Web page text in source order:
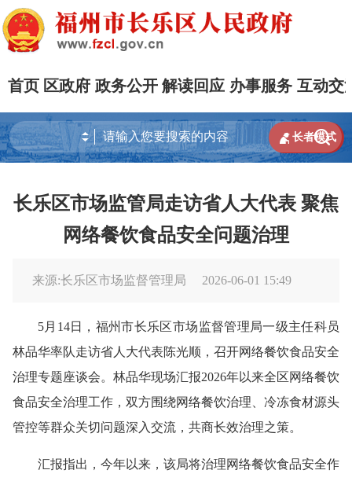
首页 区政府 政务公开 解读回应 办事服务 互动交

 长者模式
长乐区市场监管局走访省人大代表 聚焦
网络餐饮食品安全问题治理
来源:长乐区市场监督管理局 2026-06-01 15:49
5月14日，福州市长乐区市场监督管理局一级主任科员
林品华率队走访省人大代表陈光顺，召开网络餐饮食品安全
治理专题座谈会。林品华现场汇报2026年以来全区网络餐饮
食品安全治理工作，双方围绕网络餐饮治理、冷冻食材源头
管控等群众关切问题深入交流，共商长效治理之策。
汇报指出，今年以来，该局将治理网络餐饮食品安全作